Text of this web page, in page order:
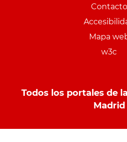
Contacto
Mapa
w3c
Todos los portales de
Madrid